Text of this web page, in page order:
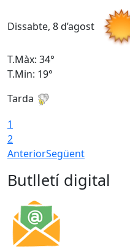
Dissabte, 8 d’agost
T.Màx: 34°
T.Min: 19°
Tarda
1
2
AnteriorSegüent
Butlletí digital